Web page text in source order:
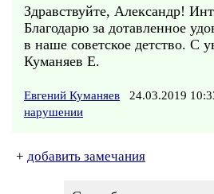
Здравствуйте, Александр!
Благодарю за дотавленное
в наше советское детство. С
Куманяев Е.
Евгений Куманяев 24.03.2019
нарушении
+ добавить замечания